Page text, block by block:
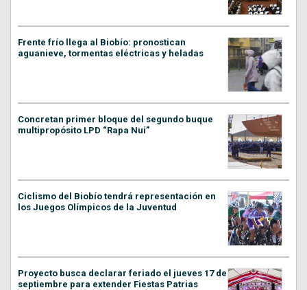
Frente frío llega al Biobío: pronostican
aguanieve, tormentas eléctricas y heladas
Concretan primer bloque del segundo buque
multipropósito LPD “Rapa Nui”
Ciclismo del Biobío tendrá representación en
los Juegos Olímpicos de la Juventud
Proyecto busca declarar feriado el jueves 17 de
septiembre para extender Fiestas Patrias